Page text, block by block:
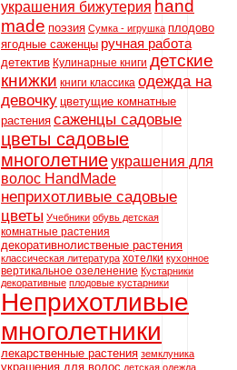
украшения бижутерия hand
made поэзия Сумка - игрушка плодово
ягодные саженцы ручная работа
детектив Кулинарные книги детские
книжки книги классика одежда на
девочку цветущие комнатные
растения саженцы садовые
цветы садовые
многолетниеукрашения для
волос HandMade
неприхотливые садовые
цветы Учебники обувь детская
комнатные растения
декоративнолиственые растения
классическая литература хотелки кухонное
вертикальное озеленение Кустарники
декоративные плодовые кустарники
Неприхотливые
многолетники
лекарственные растения земклуника
украшения для волос детская одежда